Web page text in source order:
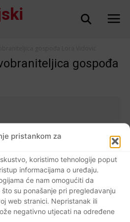
pristankom za
koristimo tehnologije poput
informacijama o uređaju.
će nam omogućiti da
su ponašanje pri pregledavanju
web stranici. Nepristanak ili
negativno utjecati na određene
gospođa